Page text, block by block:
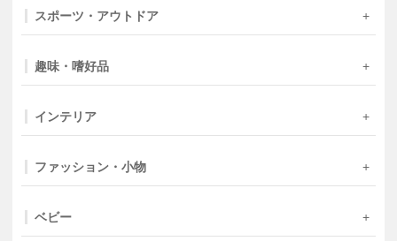
スポーツ・アウトドア
趣味・嗜好品
インテリア
ファッション・小物
ベビー